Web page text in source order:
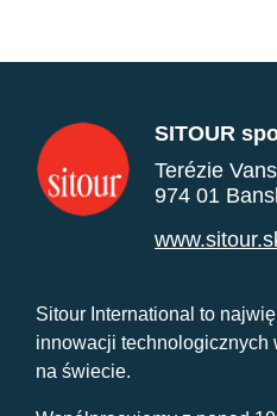
SITOUR
Terézie
974 01
Sitour International to
innowacji technologicznych
na świecie.